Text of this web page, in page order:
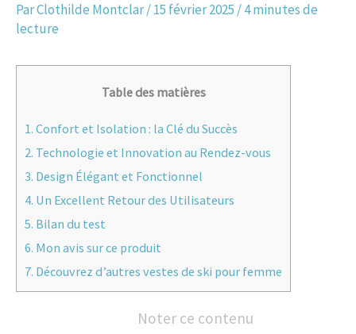
ParClothilde Montclar/15 février 2025 /4 minutes de
lecture
Table des matières
1. Confort et Isolation : la Clé du Succès
2. Technologie et Innovation au Rendez-vous
3. Design Élégant et Fonctionnel
4. Un Excellent Retour des Utilisateurs
5. Bilan du test
6. Mon avis sur ce produit
7. Découvrez d’autres vestes de ski pour femme
Noter ce contenu